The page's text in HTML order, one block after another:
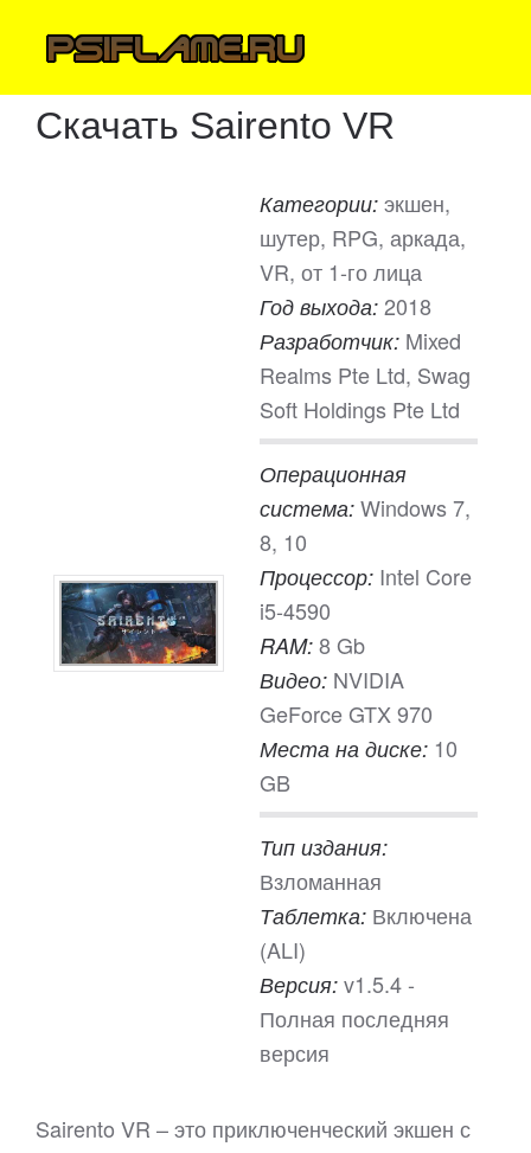
Скачать Sairento VR
Категории: экшен,
шутер, RPG, аркада,
VR, от 1-го лица
Год выхода: 2018
Разработчик: Mixed
Realms Pte Ltd, Swag
Soft Holdings Pte Ltd
Операционная
система: Windows 7,
8, 10
Процессор: Intel Core
i5-4590
RAM: 8 Gb
Видео: NVIDIA
GeForce GTX 970
Места на диске: 10
GB
Тип издания:
Взломанная
Таблетка: Включена
(ALI)
Версия: v1.5.4 -
Полная последняя
версия
Sairento VR – это приключенческий экшен с